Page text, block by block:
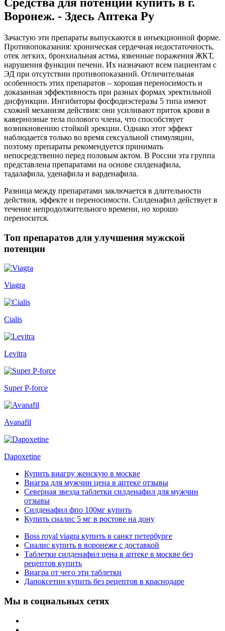
Воронеж. - Здесь Аптека Ру
Зачастую эти препараты выпускаются в инъекционной форме.
Противопоказания: хроническая сердечная недостаточность,
отек легких, бронхиальная астма, язвенные поражения ЖКТ,
нарушения функции печени. Их назначают всем пациентам с
ЭД при отсутствии противопоказаний. Отличительная
особенность этих препаратов – хорошая переносимость и
доказанная эффективность при разных формах эректильной
дисфункции. Ингибиторы фосфодиэстеразы 5 типа имеют
схожий механизм действия: они усиливают приток крови в
кавернозные тела полового члена, что способствует
возникновению стойкой эрекции. Однако этот эффект
наблюдается только во время сексуальной стимуляции,
поэтому препараты рекомендуется принимать
непосредственно перед половым актом. В России эта группа
представлена препаратами на основе силденафила,
тадалафила, уденафила и варденафила.
Разница между препаратами заключается в длительности
действия, эффекте и переносимости. Силденафил действует в
течение непродолжительного времени, но хорошо
переносится.
Топ препаратов для улучшения мужской
потенции
Viagra
Cialis
Levitra
Super P-force
Avanafil
Dapoxetine
Купить виагру женскую в москве
Виагра для мужчин цена в аптеке отзывы
Северная звезда таблетки силденафил для мужчин
отзывы
Силденафил фпо 100мг купить
Купить сиалис 5 мг в ростове на дону
Boss royal viagra купить в санкт петербурге
Сиалис купить в воронеже с доставкой
Таблетки силденафил цена в аптеке в москве без
рецептов купить
Виагра от чего эти таблетки
Дапоксетин купить без рецептов в краснодаре
Мы в социальных сетях